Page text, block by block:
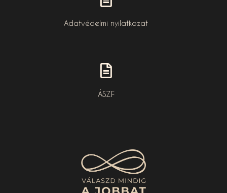
Adatvédelmi nyilatkozat
ÁSZF